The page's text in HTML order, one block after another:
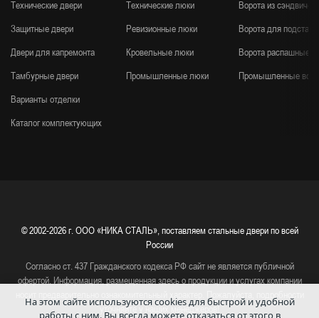
Технические двери
Защитные двери
Двери для капремонта
Тамбурные двери
Варианты отделки
Каталог комплектующих
Технические люки
Ревизионные люки
Кровельные люки
Промышленные люки
Ворота из сэндвич-
Ворота для
Ворота распашные
Промышленные
© 2002-2026 г. ООО «НИКА СТАЛЬ», поставляем стальные двери по всей
России
Согласно ст. 437 Гражданского кодекса РФ сайт не является публичной
офертой. Информация, размещенная здесь о продукции и услугах компании
уточняйте у наших менеджеров!
На этом сайте используются cookies для быстрой и удобной
работы с ним. Вы всегда можете отказаться от этого в